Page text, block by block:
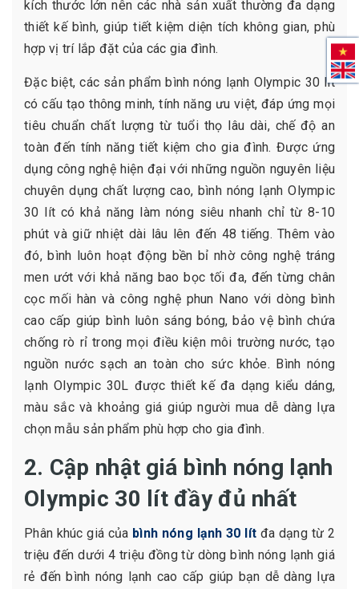
kích thước lớn nên các nhà sản xuất thường đa dạng
thiết kế bình, giúp tiết kiệm diện tích không gian, phù
hợp vị trí lắp đặt của các gia đình.
Đặc biệt, các sản phẩm bình nóng lạnh Olympic 30 lít
có cấu tạo thông minh, tính năng ưu việt, đáp ứng mọi
tiêu chuẩn chất lượng từ tuổi thọ lâu dài, chế độ an
toàn đến tính năng tiết kiệm cho gia đình. Được ứng
dụng công nghệ hiện đại với những nguồn nguyên liệu
chuyên dụng chất lượng cao, bình nóng lạnh Olympic
30 lít có khả năng làm nóng siêu nhanh chỉ từ 8-10
phút và giữ nhiệt dài lâu lên đến 48 tiếng. Thêm vào
đó, bình luôn hoạt động bền bỉ nhờ công nghệ tráng
men ướt với khả năng bao bọc tối đa, đến từng chân
cọc mối hàn và công nghệ phun Nano với dòng bình
cao cấp giúp bình luôn sáng bóng, bảo vệ bình chứa
chống rò rỉ trong mọi điều kiện môi trường nước, tạo
nguồn nước sạch an toàn cho sức khỏe. Bình nóng
lạnh Olympic 30L được thiết kế đa dạng kiểu dáng,
màu sắc và khoảng giá giúp người mua dễ dàng lựa
chọn mẫu sản phẩm phù hợp cho gia đình.
2. Cập nhật giá bình nóng lạnh
Olympic 30 lít đầy đủ nhất
Phân khúc giá của bình nóng lạnh 30 lít đa dạng từ 2
triệu đến dưới 4 triệu đồng từ dòng bình nóng lạnh giá
rẻ đến bình nóng lạnh cao cấp giúp bạn dễ dàng lựa